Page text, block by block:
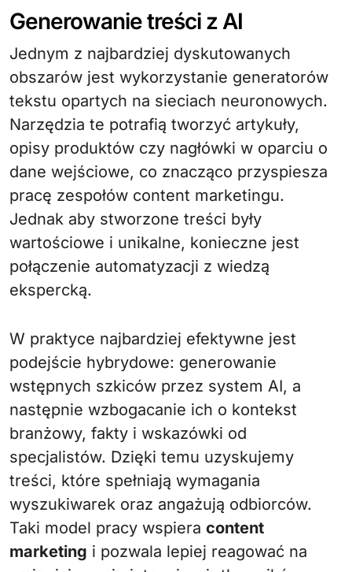
Generowanie treści z AI
Jednym z najbardziej dyskutowanych
obszarów jest wykorzystanie generatorów
tekstu opartych na sieciach neuronowych.
Narzędzia te potrafią tworzyć artykuły,
opisy produktów czy nagłówki w oparciu o
dane wejściowe, co znacząco przyspiesza
pracę zespołów content marketingu.
Jednak aby stworzone treści były
wartościowe i unikalne, konieczne jest
połączenie automatyzacji z wiedzą
ekspercką.
W praktyce najbardziej efektywne jest
podejście hybrydowe: generowanie
wstępnych szkiców przez system AI, a
następnie wzbogacanie ich o kontekst
branżowy, fakty i wskazówki od
specjalistów. Dzięki temu uzyskujemy
treści, które spełniają wymagania
wyszukiwarek oraz angażują odbiorców.
Taki model pracy wspiera content
marketing i pozwala lepiej reagować na